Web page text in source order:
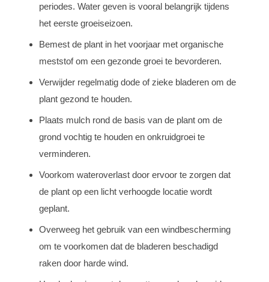
periodes. Water geven is vooral belangrijk tijdens
het eerste groeiseizoen.
Bemest de plant in het voorjaar met organische
meststof om een gezonde groei te bevorderen.
Verwijder regelmatig dode of zieke bladeren om de
plant gezond te houden.
Plaats mulch rond de basis van de plant om de
grond vochtig te houden en onkruidgroei te
verminderen.
Voorkom wateroverlast door ervoor te zorgen dat
de plant op een licht verhoogde locatie wordt
geplant.
Overweeg het gebruik van een windbescherming
om te voorkomen dat de bladeren beschadigd
raken door harde wind.